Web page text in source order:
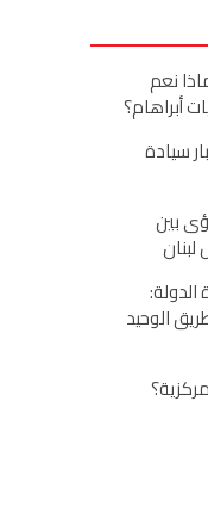
نعم
أبراهام؟
سيادة
بين
الدولة:
الوحيد